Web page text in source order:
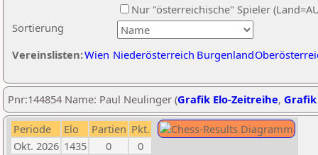
Sortierung
Nur "österreichische" Spieler
Vereinslisten:Wien Niederösterreich Burgenland
Pnr:144854 Name: Paul Neulinger (Grafik Elo-Zeitreihe,
Periode Elo Partien Pkt.
Okt. 2026 1435 0
0